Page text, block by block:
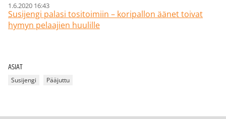
1.6.2020 16:43
Susijengi palasi tositoimiin – koripallon äänet toivat
hymyn pelaajien huulille
ASIAT
Susijengi Pääjuttu